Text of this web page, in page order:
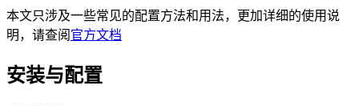
本文只涉及一些常见的配置方法和用法，更加详细的使用说
明，请查阅 官方文档
安装与配置